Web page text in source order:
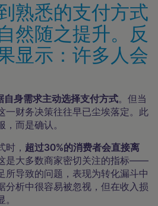
熟悉的支付方式
然随之提升。反
显示：许多人会
自身需求主动选择支付方式。但当
一财务决策往往早已尘埃落定。此
而是确认。
时， 超过30%的消费者会直接离
是大多数商家密切关注的指标——
所导致的问题，表现为转化漏斗中
分析中很容易被忽视，但在收入损